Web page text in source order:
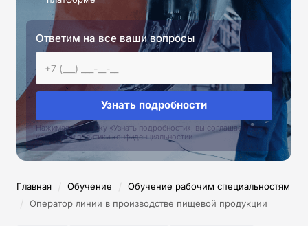
Ответим на все ваши вопросы
Узнать подробности
Нажимая на кнопку «Узнать подробности», вы соглашаетесь с
условиями политики конфиденциальностии
Главная / Обучение / Обучение рабочим специальностям
/ Оператор линии в производстве пищевой продукции